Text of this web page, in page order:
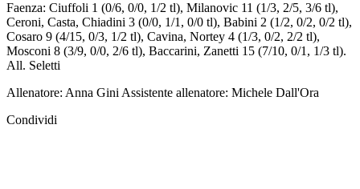
Faenza: Ciuffoli 1 (0/6, 0/0, 1/2 tl), Milanovic 11 (1/3, 2/5, 3/6 tl),
Ceroni, Casta, Chiadini 3 (0/0, 1/1, 0/0 tl), Babini 2 (1/2, 0/2, 0/2 tl),
Cosaro 9 (4/15, 0/3, 1/2 tl), Cavina, Nortey 4 (1/3, 0/2, 2/2 tl),
Mosconi 8 (3/9, 0/0, 2/6 tl), Baccarini, Zanetti 15 (7/10, 0/1, 1/3 tl).
All. Seletti
Allenatore: Anna Gini Assistente allenatore: Michele Dall'Ora
Condividi